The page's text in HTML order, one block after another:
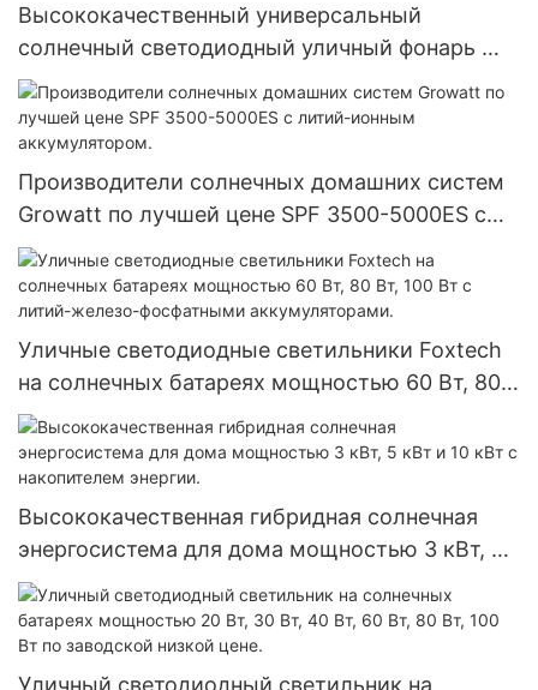
Высококачественный универсальный
солнечный светодиодный уличный фонарь —
серия PAD от производителя.
Производители солнечных домашних систем
Growatt по лучшей цене SPF 3500-5000ES с
литий-ионным аккумулятором.
Уличные светодиодные светильники Foxtech
на солнечных батареях мощностью 60 Вт, 80
Вт, 100 Вт с литий-железо-фосфатными
аккумуляторами.
Высококачественная гибридная солнечная
энергосистема для дома мощностью 3 кВт, 5
кВт и 10 кВт с накопителем энергии.
Уличный светодиодный светильник на